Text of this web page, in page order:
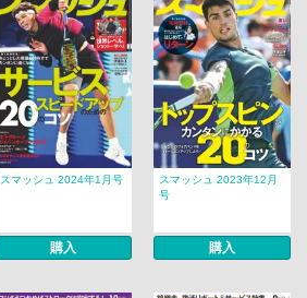
スマッシュ 2024年1月号
購入
スマッシュ 2023年12月
号
購入